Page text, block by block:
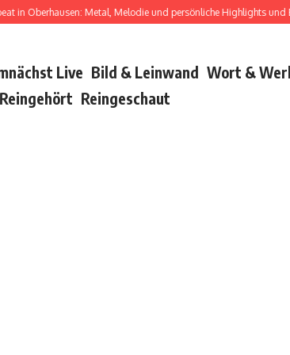
Metal, Melodie und persönliche Highlights und Bush
Live Bild & Leinwand Wort &
Reingehört Reingeschaut